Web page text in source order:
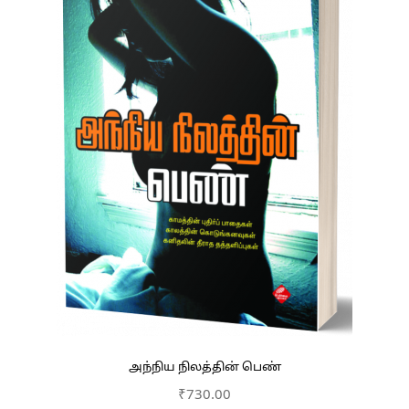
அந்நிய நிலத்தின் பெண்
₹730.00